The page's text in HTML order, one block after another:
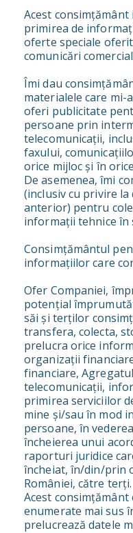
Acest consimțământ
primirea de
oferte speciale
comunicări
Îmi dau
materialele care
oferi publicitate
persoane prin
telecomunicații,
faxului,
orice mijloc și în
De asemenea, îmi
(inclusiv cu privire
anterior) pentru
informații tehnice în
Consimțământul
informațiilor care
Ofer Companiei,
potențial
săi și terților
transfera, colecta,
prelucra orice
organizații
financiare,
telecomunicații,
primirea serviciilor
mine și/sau în mod
persoane, în
încheierea unui
raporturi juridice
încheiat, în/din/prin
României, către terți.
Acest
enumerate mai sus
prelucrează datele